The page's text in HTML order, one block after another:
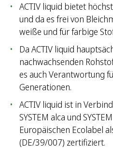
ACTIV liquid bietet
und da es frei von
weiße und für farbige
Da ACTIV liquid
nachwachsenden
es auch Verantwortung
Generationen.
ACTIV liquid ist in
SYSTEM alca und
Europäischen Ecolabel
(DE/39/007) zertifiziert.